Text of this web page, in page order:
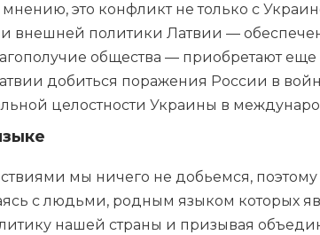
мнению, это конфликт не только с
внешней политики Латвии —
общества — приобретают
добиться поражения России в
целостности Украины в
мы ничего не добьемся, поэтому
с людьми, родным языком которых
нашей страны и призывая